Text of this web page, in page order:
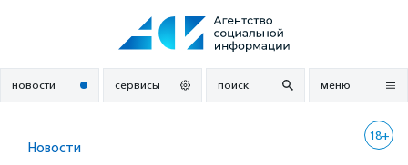
новости сервисы поиск меню
18+
Новости